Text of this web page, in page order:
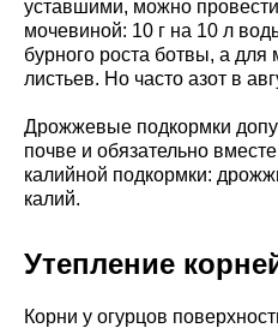
уставшими, можно
мочевиной: 10 г на 10 л
бурного роста ботвы, а для
листьев. Но часто азот в
Дрожжевые подкормки
почве и обязательно
калийной подкормки:
калий.
Утепление
Корни у огурцов